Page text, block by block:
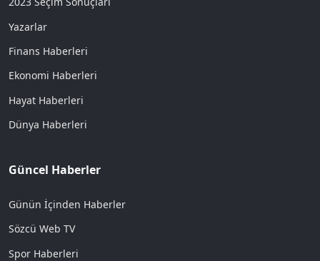
Yazarlar
Finans Haberleri
Ekonomi Haberleri
Hayat Haberleri
Dünya Haberleri
Güncel Haberler
Günün İçinden Haberler
Sözcü Web TV
Spor Haberleri